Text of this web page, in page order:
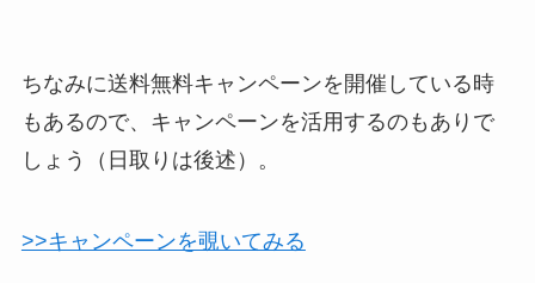
ちなみに送料無料キャンペーンを開催している時
もあるので、キャンペーンを活用するのもありで
しょう（日取りは後述）。
>>キャンペーンを覗いてみる